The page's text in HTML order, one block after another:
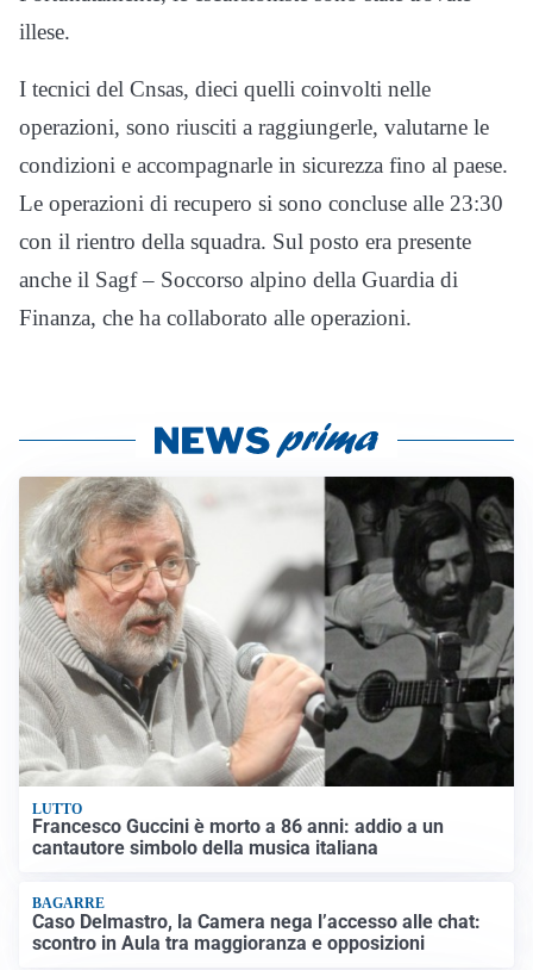
illese.
I tecnici del Cnsas, dieci quelli coinvolti nelle
operazioni, sono riusciti a raggiungerle, valutarne le
condizioni e accompagnarle in sicurezza fino al paese.
Le operazioni di recupero si sono concluse alle 23:30
con il rientro della squadra. Sul posto era presente
anche il Sagf – Soccorso alpino della Guardia di
Finanza, che ha collaborato alle operazioni.
LUTTO
Francesco Guccini è morto a 86 anni: addio a un
cantautore simbolo della musica italiana
BAGARRE
Caso Delmastro, la Camera nega l’accesso alle chat:
scontro in Aula tra maggioranza e opposizioni